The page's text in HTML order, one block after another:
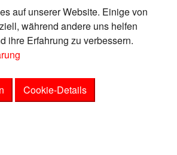
auf unserer Website. Einige von
während andere uns helfen
ihre Erfahrung zu verbessern.
Cookie-Details